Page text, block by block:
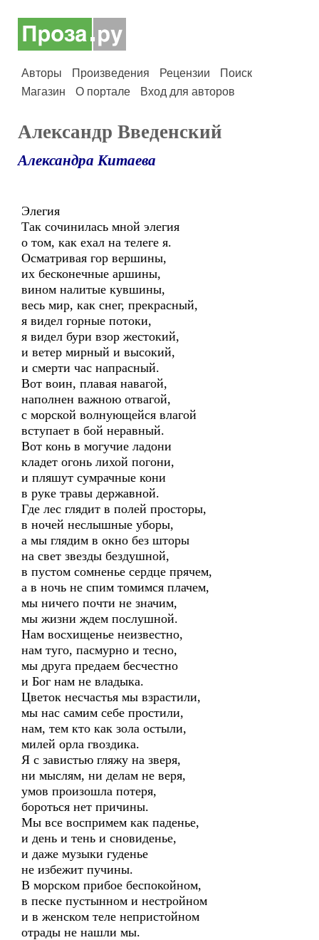
Авторы Произведения Рецензии
Поиск
Магазин
О портале Вход для авторов
Александр Введенский
Александра Китаева
Элегия
Так сочинилась мной элегия
о том, как ехал на телеге я.
Осматривая гор вершины,
их бесконечные аршины,
вином налитые кувшины,
весь мир, как снег, прекрасный,
я видел горные потоки,
я видел бури взор жестокий,
и ветер мирный и высокий,
и смерти час напрасный.
Вот воин, плавая навагой,
наполнен важною отвагой,
с морской волнующейся влагой
вступает в бой неравный.
Вот конь в могучие ладони
кладет огонь лихой погони,
и пляшут сумрачные кони
в руке травы державной.
Где лес глядит в полей просторы,
в ночей неслышные уборы,
а мы глядим в окно без шторы
на свет звезды бездушной,
в пустом сомненье сердце прячем,
а в ночь не спим томимся плачем,
мы ничего почти не значим,
мы жизни ждем послушной.
Нам восхищенье неизвестно,
нам туго, пасмурно и тесно,
мы друга предаем бесчестно
и Бог нам не владыка.
Цветок несчастья мы взрастили,
мы нас самим себе простили,
нам, тем кто как зола остыли,
милей орла гвоздика.
Я с завистью гляжу на зверя,
ни мыслям, ни делам не веря,
умов произошла потеря,
бороться нет причины.
Мы все воспримем как паденье,
и день и тень и сновиденье,
и даже музыки гуденье
не избежит пучины.
В морском прибое беспокойном,
в песке пустынном и нестройном
и в женском теле непристойном
отрады не нашли мы.